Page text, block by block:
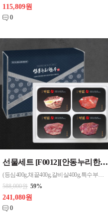
115,809원
0
선물세트 [F0012][안동누리한우] 1등급한우 구이혼합선물세트16호 1.6kg 무료배송
(등심400g,채끝400g,갈비살400g,특수부위400g)(4구)면세 뛰어난 맛과 우수한 품질을 자랑하는 한우들을 직접 육안으로 확인하여 보다 신선하고 품질 좋은 한우를 제공합니다
588,000원 59%
241,080원
0